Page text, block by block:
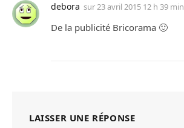
debora sur23 avril 2015 12 h 39 min
De la publicité Bricorama 🙂
LAISSER UNE RÉPONSE